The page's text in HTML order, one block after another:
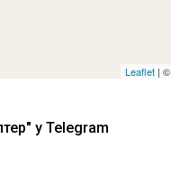
Leaflet| ©
у Telegram